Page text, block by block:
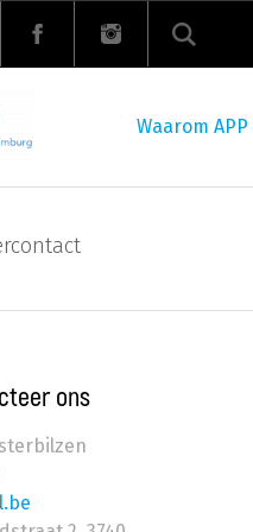
Waarom APP
ons